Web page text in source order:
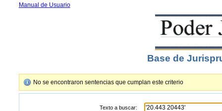
Manual de Usuario
Base de
No se encontraron sentencias que cumplan este criterio
Texto a buscar: